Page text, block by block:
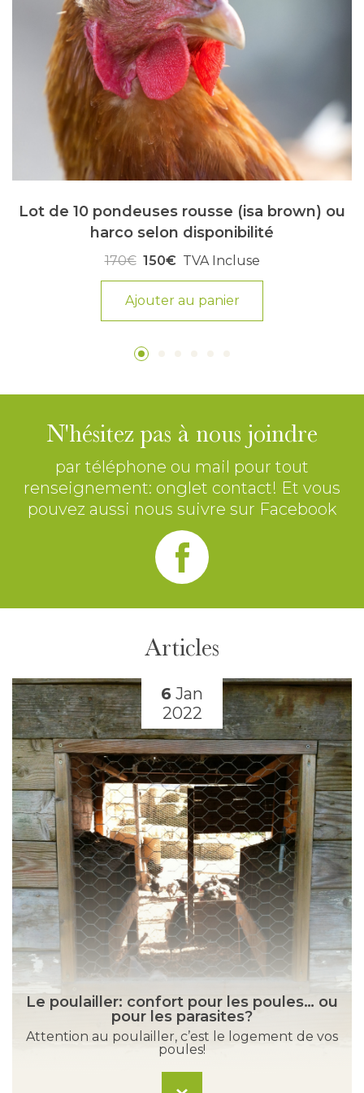
Lot de 10 pondeuses rousse (isa brown) ou
harco selon disponibilité
170€ 150€ TVA Incluse
Ajouter au panier
N'hésitez pas à nous joindre
par téléphone ou mail pour tout
renseignement: onglet contact! Et vous
pouvez aussi nous suivre sur Facebook
Articles
6 Jan
2022
Le poulailler: confort pour les poules… ou
pour les parasites?
Attention au poulailler, c’est le logement de vos
poules!